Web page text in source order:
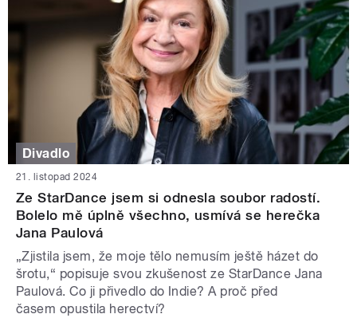
Divadlo
21. listopad 2024
Ze StarDance jsem si odnesla soubor radostí.
Bolelo mě úplně všechno, usmívá se herečka
Jana Paulová
„Zjistila jsem, že moje tělo nemusím ještě házet do
šrotu,“ popisuje svou zkušenost ze StarDance Jana
Paulová. Co ji přivedlo do Indie? A proč před
časem opustila herectví?